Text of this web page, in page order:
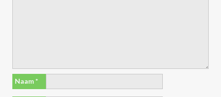
Naam*